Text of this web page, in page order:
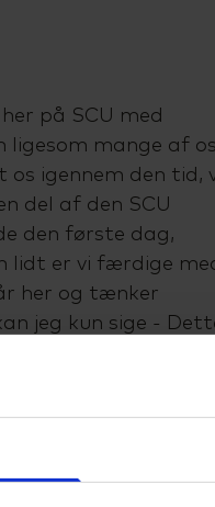
på SCU med
ligesom mange af os
os igennem den tid,
del af den SCU
den første dag,
lidt er vi færdige
her og tænker
jeg kun sige -
at være - for hold
tid her på SCU.
specielt det sidste
studieture til
holdt fede fester og